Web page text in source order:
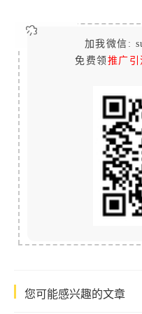
加我微信:
免费领 推广引
您可能感兴趣的文章